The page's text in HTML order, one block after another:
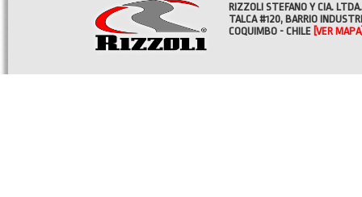
RIZZOLI STEFANO Y CIA. LTDA.
TALCA #120, BARRIO
COQUIMBO - CHILE [VER